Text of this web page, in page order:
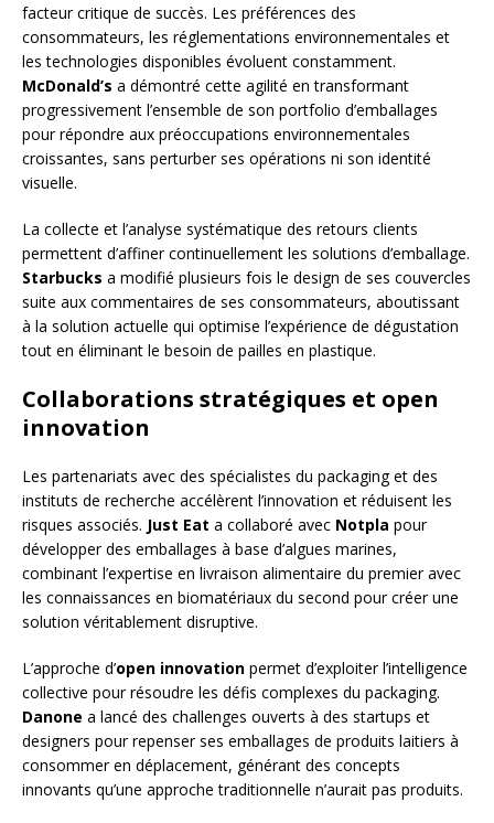
facteur critique de succès. Les préférences des
consommateurs, les réglementations environnementales et
les technologies disponibles évoluent constamment.
McDonald’s a démontré cette agilité en transformant
progressivement l’ensemble de son portfolio d’emballages
pour répondre aux préoccupations environnementales
croissantes, sans perturber ses opérations ni son identité
visuelle.
La collecte et l’analyse systématique des retours clients
permettent d’affiner continuellement les solutions d’emballage.
Starbucks a modifié plusieurs fois le design de ses couvercles
suite aux commentaires de ses consommateurs, aboutissant
à la solution actuelle qui optimise l’expérience de dégustation
tout en éliminant le besoin de pailles en plastique.
Collaborations stratégiques et open
innovation
Les partenariats avec des spécialistes du packaging et des
instituts de recherche accélèrent l’innovation et réduisent les
risques associés. Just Eat a collaboré avec Notpla pour
développer des emballages à base d’algues marines,
combinant l’expertise en livraison alimentaire du premier avec
les connaissances en biomatériaux du second pour créer une
solution véritablement disruptive.
L’approche d’open innovation permet d’exploiter l’intelligence
collective pour résoudre les défis complexes du packaging.
Danone a lancé des challenges ouverts à des startups et
designers pour repenser ses emballages de produits laitiers à
consommer en déplacement, générant des concepts
innovants qu’une approche traditionnelle n’aurait pas produits.